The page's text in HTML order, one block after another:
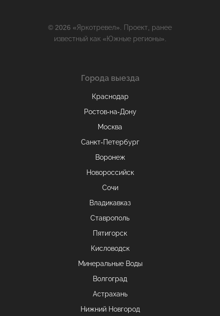
© 2026 «Яркотревел». Проект, ранее
известный как «Южные регионы».
Города выезда
Краснодар
Ростов-на-Дону
Москва
Санкт-Петербург
Воронеж
Новороссийск
Сочи
Владикавказ
Ставрополь
Пятигорск
Кисловодск
Минеральные Воды
Волгоград
Астрахань
Нижний Новгород